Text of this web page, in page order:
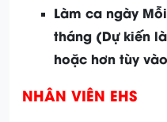
Làm ca ngày
tháng (Dự kiến
hoặc hơn tùy
NHÂN VIÊN EHS